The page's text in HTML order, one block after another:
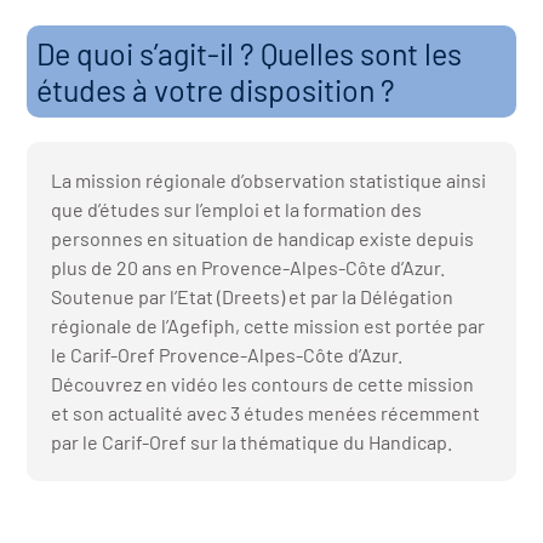
lieu d'information ou
des métiers en
de l'Economie
Solidaire (ESS)
du secteur sanitaire
de l'Industrie
De quoi s’agit-il ? Quelles sont les
études à votre disposition ?
La mission régionale d’observation statistique ainsi
que d’études sur l’emploi et la formation des
personnes en situation de handicap existe depuis
plus de 20 ans en Provence-Alpes-Côte d’Azur.
Soutenue par l’Etat (Dreets) et par la Délégation
régionale de l’Agefiph, cette mission est portée par
le Carif-Oref Provence-Alpes-Côte d’Azur.
Découvrez en vidéo les contours de cette mission
et son actualité avec 3 études menées récemment
par le Carif-Oref sur la thématique du Handicap.